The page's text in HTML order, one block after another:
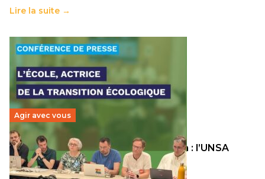
Lire la suite →
Agir avec vous
Transition écologique de l’éducation : l’UNSA
Éducation fait bouger les lignes
30 juin 2026-National